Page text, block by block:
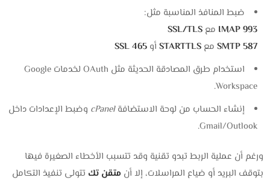
ضبط المنافذ المناسبة مثل:
IMAP 993 معSSL/TLS
SMTP 587 معSTARTTLS أو465 SSL
استخدام طرق المصادقة الحديثة مثل OAuth لخدمات Google
Workspace.
إنشاء الحساب من لوحة الاستضافةcPanel وضبط الإعدادات داخل
Gmail/Outlook.
ورغم أن عملية الربط تبدو تقنية وقد تتسبب الأخطاء الصغيرة فيها
بتوقف البريد أو ضياع المراسلات، إلا أن متقن تك تتولى تنفيذ التكامل